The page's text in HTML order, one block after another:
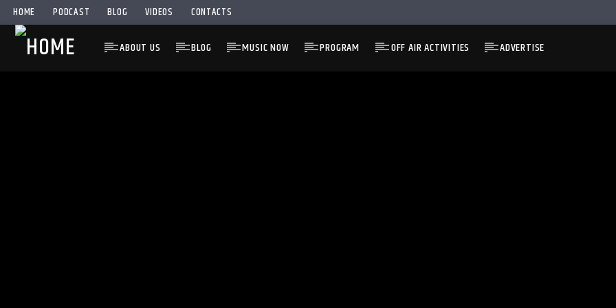
HOME PODCAST BLOG VIDEOS CONTACTS
ABOUT US BLOG MUSIC NOW PROGRAM OFF AIR ACTIVITIES ADVERTISE